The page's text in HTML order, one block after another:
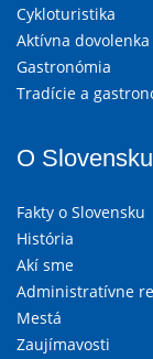
Cykloturistika
Aktívna dovolenka
Gastronómia
Tradície a
O Slovensku
Fakty o Slovensku
História
Akí sme
Administratívne
Mestá
Zaujímavosti